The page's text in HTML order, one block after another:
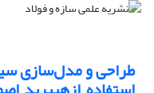
طراحی و مدل‌سازی